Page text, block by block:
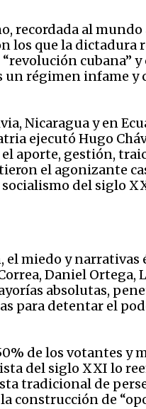
recordada al
los que la dictadura
cubana” y
un régimen infame
Nicaragua y en
ejecutó Hugo
aporte, gestión,
el agonizante
del siglo
el miedo y narrativas
Daniel Ortega,
absolutas,
para detentar el
de los votantes y
del siglo XXI lo
tradicional de
construcción de